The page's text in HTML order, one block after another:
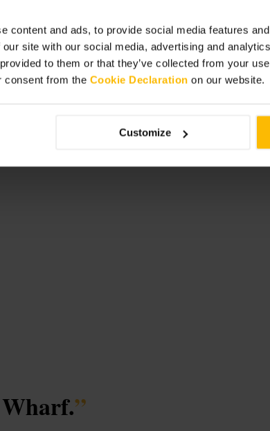
content and ads, to provide social media features
site with our social media, advertising and
to them or that they’ve collected from your
consent from the Cookie Declaration on our website.
Customize
evitar problemas en la puerta.
Si llegas con tiempo,
de entrar.
”